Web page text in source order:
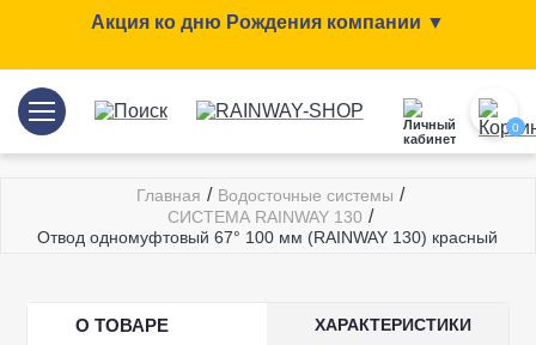
Акция ко дню Рождения компании ▼
0
Главная / Водосточные системы /
СИСТЕМА RAINWAY 130 /
Отвод одномуфтовый 67° 100 мм (RAINWAY 130) красный
О ТОВАРЕ ХАРАКТЕРИСТИКИ